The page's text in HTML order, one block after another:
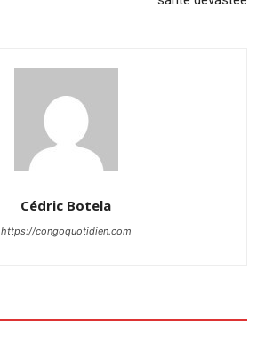
Cédric Botela
https://congoquotidien.com